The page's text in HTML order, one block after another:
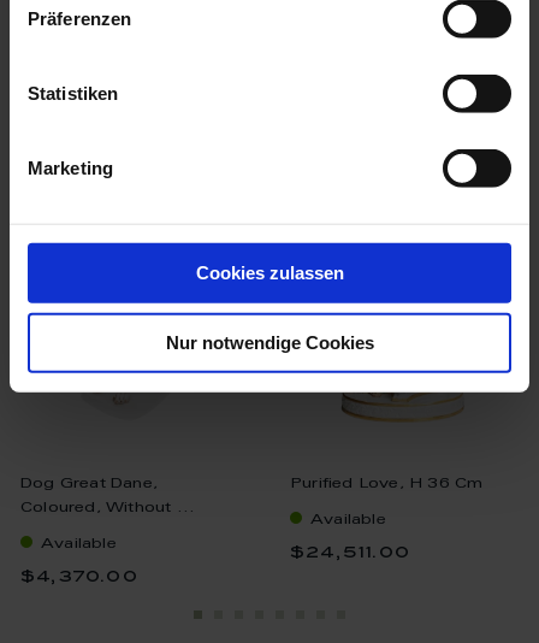
Präferenzen
Statistiken
Marketing
Cookies zulassen
Nur notwendige Cookies
we think you’ll like these
Dog Great Dane,
Coloured, Without ...
Available
$4,370.00
Purified Love, H 36 Cm
Available
$24,511.00